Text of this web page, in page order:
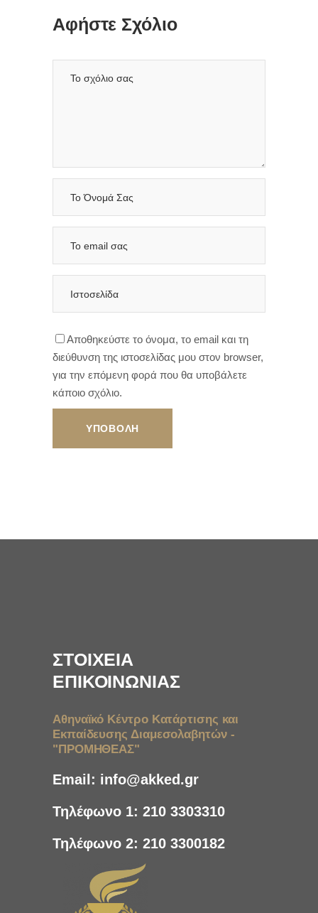
Αφήστε Σχόλιο
Αποθηκεύστε το όνομα, το email και τη
διεύθυνση της ιστοσελίδας μου στον browser,
για την επόμενη φορά που θα υποβάλετε
κάποιο σχόλιο.
ΣΤΟΙΧΕΙΑ
ΕΠΙΚΟΙΝΩΝΙΑΣ
Αθηναϊκό Κέντρο Κατάρτισης και
Εκπαίδευσης Διαμεσολαβητών -
"ΠΡΟΜΗΘΕΑΣ"
Email: info@akked.gr
Τηλέφωνο 1: 210 3303310
Τηλέφωνο 2: 210 3300182